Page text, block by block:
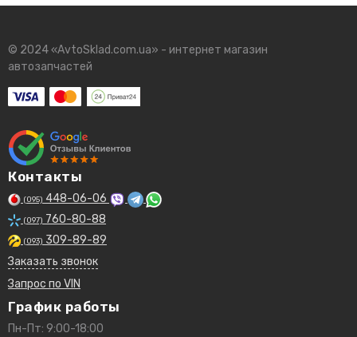
© 2024 «AvtoSklad.com.ua» - интернет магазин
автозапчастей
Контакты
(095) 448-06-06
(097) 760-80-88
(093) 309-89-89
Заказать звонок
Запрос по VIN
График работы
Пн-Пт: 9:00-18:00